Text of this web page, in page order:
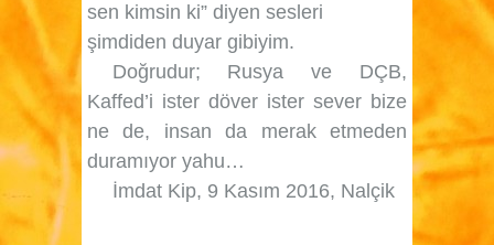
sen kimsin ki” diyen sesleri
şimdiden duyar gibiyim.
Doğrudur; Rusya ve DÇB,
Kaffed’i ister döver ister sever bize
ne de, insan da merak etmeden
duramıyor yahu…
İmdat Kip, 9 Kasım 2016, Nalçik